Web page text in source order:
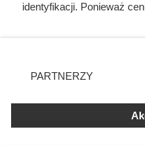
1649
Lato 1649 roku. Zbaraż
potężne siły kozacko-
identyfikacji. Ponieważ
prywatności znajdujący
. Niektóre rodzaje
zgody użytkownika, ale
takiemu przetwarzaniu.
zastosowania tylko na tej
PARTNERZY